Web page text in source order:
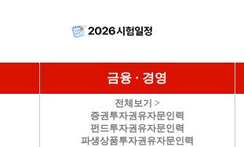
금융 · 경영
전체보기 >
증권투자권유자문인력
펀드투자권유자문인력
파생상품투자권유자문인력